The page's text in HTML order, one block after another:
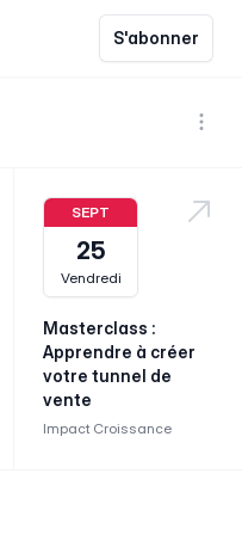
S'abonner
Voir
SEPT
25
Vendredi
Masterclass :
Apprendre à créer
votre tunnel de
vente
Impact Croissance